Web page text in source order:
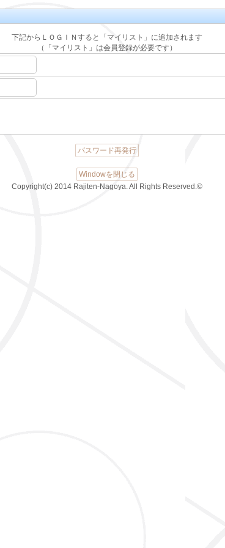
下記からＬＯＧＩＮすると「マイリスト」に追加されます
（「マイリスト」は会員登録が必要です）
パスワード再発行
Windowを閉じる
Copyright(c) 2014 Rajiten-Nagoya. All Rights Reserved.©